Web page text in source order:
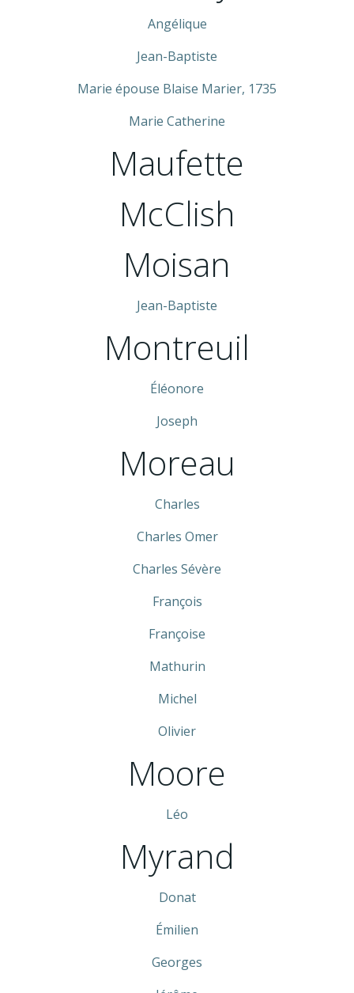
Angélique
Jean-Baptiste
Marie épouse Blaise Marier, 1735
Marie Catherine
Maufette
McClish
Moisan
Jean-Baptiste
Montreuil
Éléonore
Joseph
Moreau
Charles
Charles Omer
Charles Sévère
François
Françoise
Mathurin
Michel
Olivier
Moore
Léo
Myrand
Donat
Émilien
Georges